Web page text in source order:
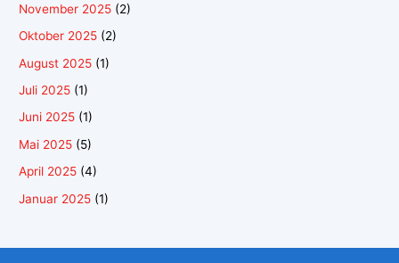
November 2025 (2)
Oktober 2025 (2)
August 2025 (1)
Juli 2025 (1)
Juni 2025 (1)
Mai 2025 (5)
April 2025 (4)
Januar 2025 (1)